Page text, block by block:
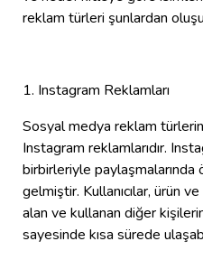
reklam türleri şunlardan
1. Instagram Reklamları
Sosyal medya reklam
Instagram reklamlarıdır.
birbirleriyle
gelmiştir. Kullanıcılar, ürün
alan ve kullanan diğer
sayesinde kısa sürede